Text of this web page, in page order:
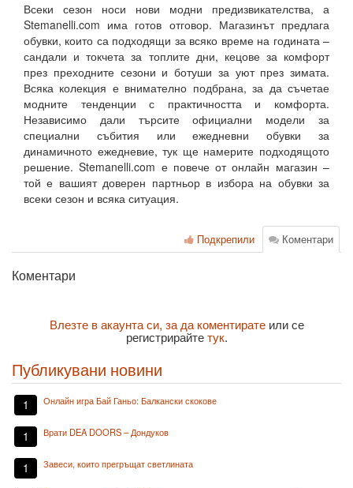
Всеки сезон носи нови модни предизвикателства, а
Stemanelli.com има готов отговор. Магазинът предлага
обувки, които са подходящи за всяко време на годината –
сандали и токчета за топлите дни, кецове за комфорт
през преходните сезони и ботуши за уют през зимата.
Всяка колекция е внимателно подбрана, за да съчетае
модните тенденции с практичността и комфорта.
Независимо дали търсите официални модели за
специални събития или ежедневни обувки за
динамичното ежедневие, тук ще намерите подходящото
решение. Stemanelli.com е повече от онлайн магазин –
той е вашият доверен партньор в избора на обувки за
всеки сезон и всяка ситуация.
Коментари
Подкрепили
Коментари
Влезте в акаунта си, за да коментиратеили се
регистрирайтетук.
Публикувани новини
1 Онлайн игра Бай Ганьо: Балкански скокове
1 Врати DEA DOORS – Дондуков
1 Завеси, които прегръщат светлината